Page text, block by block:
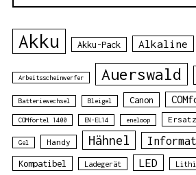
Akku Akku-Pack Alkaline
Arbeitsscheinwerfer Auerswald
Batteriewechsel Bleigel Canon
COMfortel 1400 EN-EL14 eneloop
Gel Handy Hähnel
Kompatibel Ladegerät LED